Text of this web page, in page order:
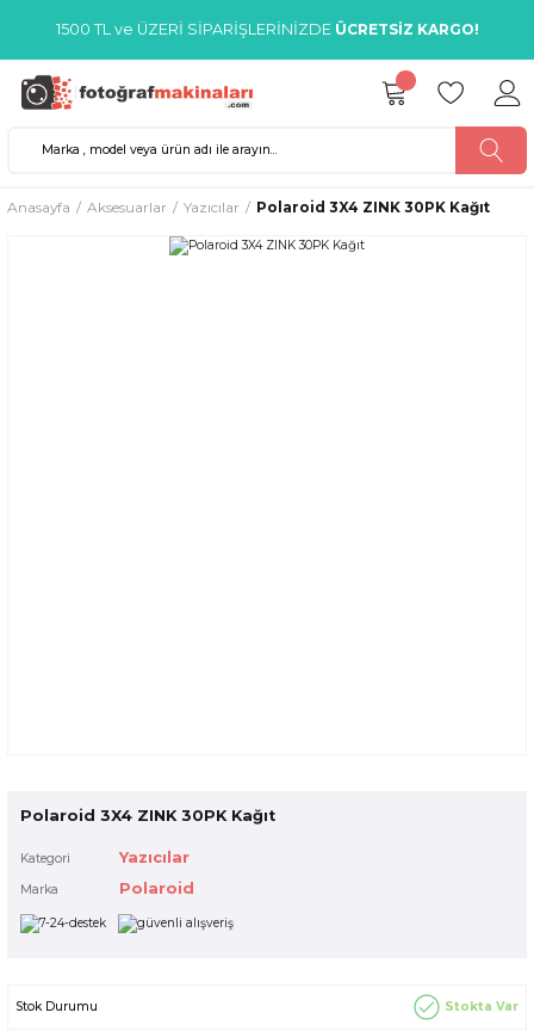
1500 TL ve ÜZERİ SİPARİŞLERİNİZDE ÜCRETSİZ KARGO!
Anasayfa Aksesuarlar Yazıcılar Polaroid 3X4 ZINK 30PK Kağıt
Polaroid 3X4 ZINK 30PK Kağıt
Kategori Yazıcılar
Marka Polaroid
Stok Durumu Stokta Var